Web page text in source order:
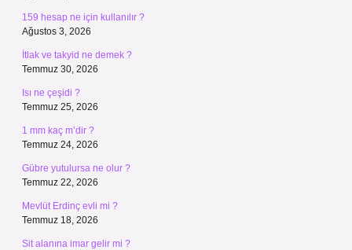
159 hesap ne için kullanılır ?
Ağustos 3, 2026
İtlak ve takyid ne demek ?
Temmuz 30, 2026
Isı ne çeşidi ?
Temmuz 25, 2026
1 mm kaç m’dir ?
Temmuz 24, 2026
Gübre yutulursa ne olur ?
Temmuz 22, 2026
Mevlüt Erdinç evli mi ?
Temmuz 18, 2026
Sit alanına imar gelir mi ?